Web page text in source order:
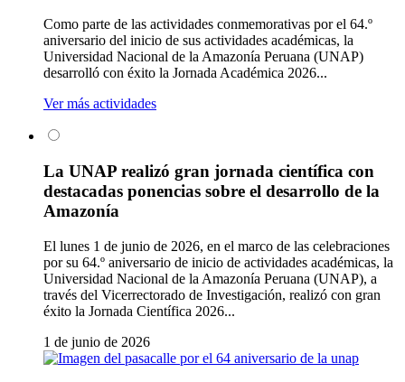
Como parte de las actividades conmemorativas por el 64.º
aniversario del inicio de sus actividades académicas, la
Universidad Nacional de la Amazonía Peruana (UNAP)
desarrolló con éxito la Jornada Académica 2026...
Ver más actividades
La UNAP realizó gran jornada científica con
destacadas ponencias sobre el desarrollo de la
Amazonía
El lunes 1 de junio de 2026, en el marco de las celebraciones
por su 64.º aniversario de inicio de actividades académicas, la
Universidad Nacional de la Amazonía Peruana (UNAP), a
través del Vicerrectorado de Investigación, realizó con gran
éxito la Jornada Científica 2026...
1 de junio de 2026